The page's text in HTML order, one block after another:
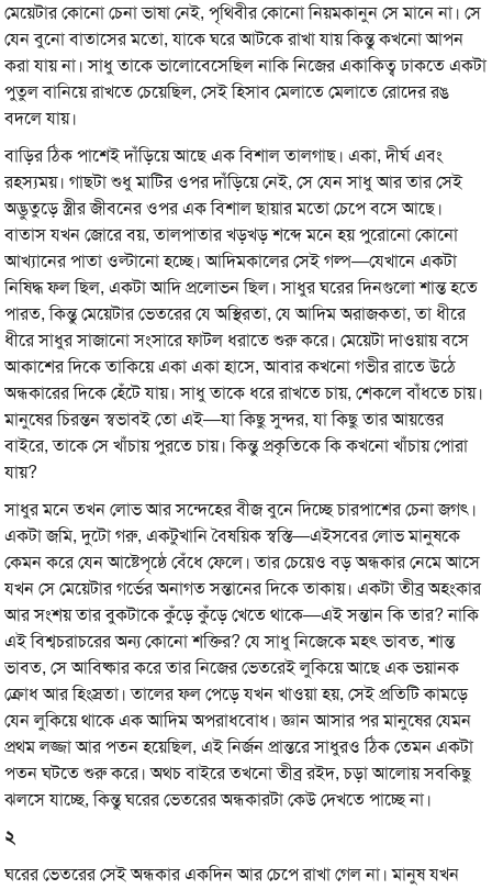
মেয়েটার কোনো চেনা ভাষা নেই, পৃথিবীর কোনো নিয়মকানুন সে মানে না। সে
যেন বুনো বাতাসের মতো, যাকে ঘরে আটকে রাখা যায় কিন্তু কখনো আপন
করা যায় না। সাধু তাকে ভালোবেসেছিল নাকি নিজের একাকিত্ব ঢাকতে একটা
পুতুল বানিয়ে রাখতে চেয়েছিল, সেই হিসাব মেলাতে মেলাতে রোদের রঙ
বদলে যায়।
বাড়ির ঠিক পাশেই দাঁড়িয়ে আছে এক বিশাল তালগাছ। একা, দীর্ঘ এবং
রহস্যময়। গাছটা শুধু মাটির ওপর দাঁড়িয়ে নেই, সে যেন সাধু আর তার সেই
অদ্ভুতুড়ে স্ত্রীর জীবনের ওপর এক বিশাল ছায়ার মতো চেপে বসে আছে।
বাতাস যখন জোরে বয়, তালপাতার খড়খড় শব্দে মনে হয় পুরোনো কোনো
আখ্যানের পাতা ওল্টানো হচ্ছে। আদিমকালের সেই গল্প—যেখানে একটা
নিষিদ্ধ ফল ছিল, একটা আদি প্রলোভন ছিল। সাধুর ঘরের দিনগুলো শান্ত হতে
পারত, কিন্তু মেয়েটার ভেতরের যে অস্থিরতা, যে আদিম অরাজকতা, তা ধীরে
ধীরে সাধুর সাজানো সংসারে ফাটল ধরাতে শুরু করে। মেয়েটা দাওয়ায় বসে
আকাশের দিকে তাকিয়ে একা একা হাসে, আবার কখনো গভীর রাতে উঠে
অন্ধকারের দিকে হেঁটে যায়। সাধু তাকে ধরে রাখতে চায়, শেকলে বাঁধতে চায়।
মানুষের চিরন্তন স্বভাবই তো এই—যা কিছু সুন্দর, যা কিছু তার আয়ত্তের
বাইরে, তাকে সে খাঁচায় পুরতে চায়। কিন্তু প্রকৃতিকে কি কখনো খাঁচায় পোরা
যায়?
সাধুর মনে তখন লোভ আর সন্দেহের বীজ বুনে দিচ্ছে চারপাশের চেনা জগৎ।
একটা জমি, দুটো গরু, একটুখানি বৈষয়িক স্বস্তি—এইসবের লোভ মানুষকে
কেমন করে যেন আষ্টেপৃষ্ঠে বেঁধে ফেলে। তার চেয়েও বড় অন্ধকার নেমে আসে
যখন সে মেয়েটার গর্ভের অনাগত সন্তানের দিকে তাকায়। একটা তীব্র অহংকার
আর সংশয় তার বুকটাকে কুঁড়ে কুঁড়ে খেতে থাকে—এই সন্তান কি তার? নাকি
এই বিশ্বচরাচরের অন্য কোনো শক্তির? যে সাধু নিজেকে মহৎ ভাবত, শান্ত
ভাবত, সে আবিষ্কার করে তার নিজের ভেতরেই লুকিয়ে আছে এক ভয়ানক
ক্রোধ আর হিংস্রতা। তালের ফল পেড়ে যখন খাওয়া হয়, সেই প্রতিটি কামড়ে
যেন লুকিয়ে থাকে এক আদিম অপরাধবোধ। জ্ঞান আসার পর মানুষের যেমন
প্রথম লজ্জা আর পতন হয়েছিল, এই নির্জন প্রান্তরে সাধুরও ঠিক তেমন একটা
পতন ঘটতে শুরু করে। অথচ বাইরে তখনো তীব্র রইদ, চড়া আলোয় সবকিছু
ঝলসে যাচ্ছে, কিন্তু ঘরের ভেতরের অন্ধকারটা কেউ দেখতে পাচ্ছে না।
২
ঘরের ভেতরের সেই অন্ধকার একদিন আর চেপে রাখা গেল না। মানুষ যখন